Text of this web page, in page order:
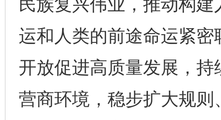
民族复兴伟业，推动构
运和人类的前途命运紧
开放促进高质量发展，
营商环境，稳步扩大规